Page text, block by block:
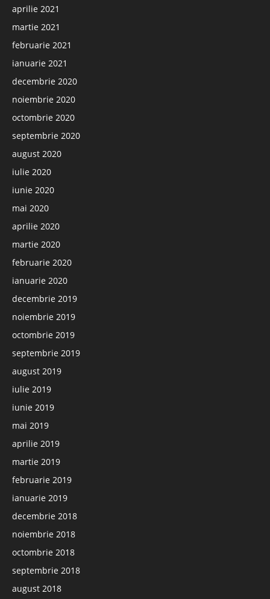
aprilie 2021
martie 2021
februarie 2021
ianuarie 2021
decembrie 2020
noiembrie 2020
octombrie 2020
septembrie 2020
august 2020
iulie 2020
iunie 2020
mai 2020
aprilie 2020
martie 2020
februarie 2020
ianuarie 2020
decembrie 2019
noiembrie 2019
octombrie 2019
septembrie 2019
august 2019
iulie 2019
iunie 2019
mai 2019
aprilie 2019
martie 2019
februarie 2019
ianuarie 2019
decembrie 2018
noiembrie 2018
octombrie 2018
septembrie 2018
august 2018